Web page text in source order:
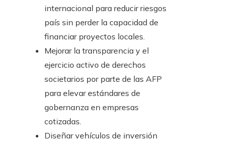
internacional para reducir riesgos
país sin perder la capacidad de
financiar proyectos locales.
Mejorar la transparencia y el
ejercicio activo de derechos
societarios por parte de las AFP
para elevar estándares de
gobernanza en empresas
cotizadas.
Diseñar vehículos de inversión